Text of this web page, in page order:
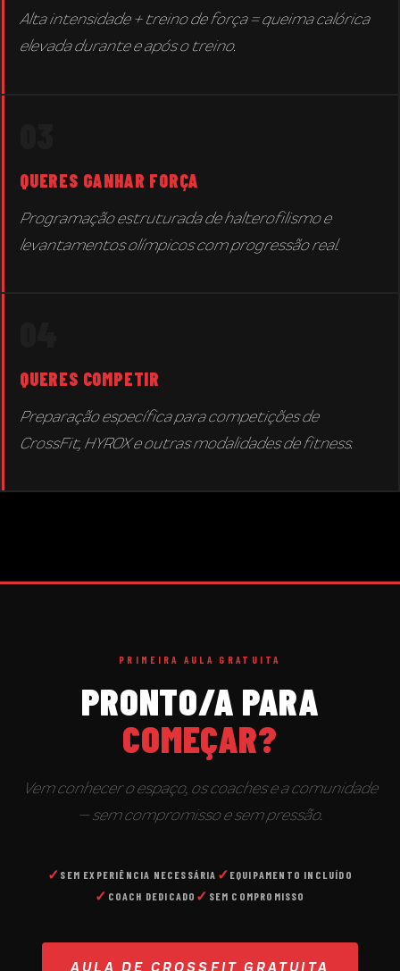
Alta intensidade + treino de força = queima calórica
elevada durante e após o treino.
QUERES GANHAR FORÇA
Programação estruturada de halterofilismo e
levantamentos olímpicos com progressão real.
QUERES COMPETIR
Preparação específica para competições de
CrossFit, HYROX e outras modalidades de fitness.
PRIMEIRA AULA GRATUITA
PRONTO/A PARA
COMEÇAR?
Vem conhecer o espaço, os coaches e a comunidade
— sem compromisso e sem pressão.
SEM EXPERIÊNCIA NECESSÁRIA
EQUIPAMENTO INCLUÍDO
COACH DEDICADO
SEM COMPROMISSO
AULA DE CROSSFIT GRATUITA